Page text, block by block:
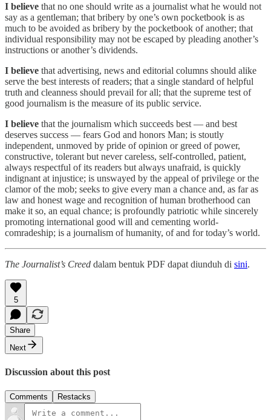
I believe that no one should write as a journalist what he would not
say as a gentleman; that bribery by one’s own pocketbook is as
much to be avoided as bribery by the pocketbook of another; that
individual responsibility may not be escaped by pleading another’s
instructions or another’s dividends.
I believe that advertising, news and editorial columns should alike
serve the best interests of readers; that a single standard of helpful
truth and cleanness should prevail for all; that the supreme test of
good journalism is the measure of its public service.
I believe that the journalism which succeeds best — and best
deserves success — fears God and honors Man; is stoutly
independent, unmoved by pride of opinion or greed of power,
constructive, tolerant but never careless, self-controlled, patient,
always respectful of its readers but always unafraid, is quickly
indignant at injustice; is unswayed by the appeal of privilege or the
clamor of the mob; seeks to give every man a chance and, as far as
law and honest wage and recognition of human brotherhood can
make it so, an equal chance; is profoundly patriotic while sincerely
promoting international good will and cementing world-
comradeship; is a journalism of humanity, of and for today’s world.
The Journalist’s Creed dalam bentuk PDF dapat diunduh di sini.
5
Share
Next
Discussion about this post
Comments Restacks